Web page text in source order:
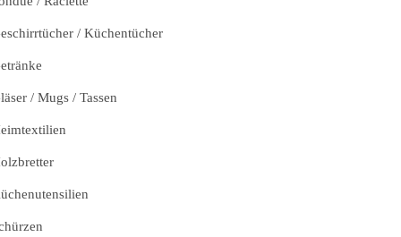
/ Küchentücher
/ Mugs / Tassen